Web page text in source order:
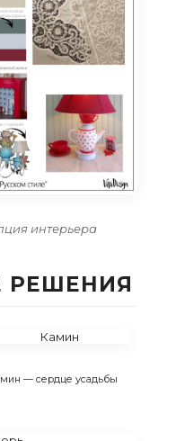
интерьера
РЕШЕНИЯ
— сердце усадьбы